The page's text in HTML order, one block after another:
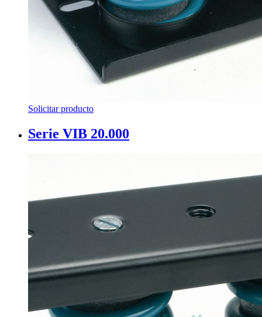
Solicitar producto
Serie VIB 20.000